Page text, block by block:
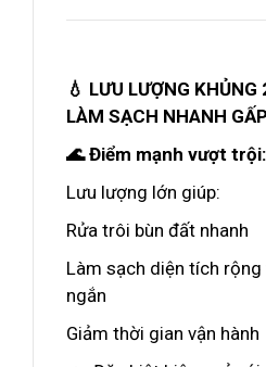
💧 LƯU LƯỢNG
LÀM SẠCH NHANH
🌊 Điểm mạnh vượt trội:
Lưu lượng lớn giúp:
Rửa trôi bùn đất nhanh
Làm sạch diện tích
ngắn
Giảm thời gian vận hành